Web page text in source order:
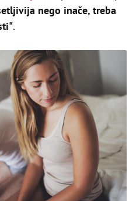
nego inače, treba
.